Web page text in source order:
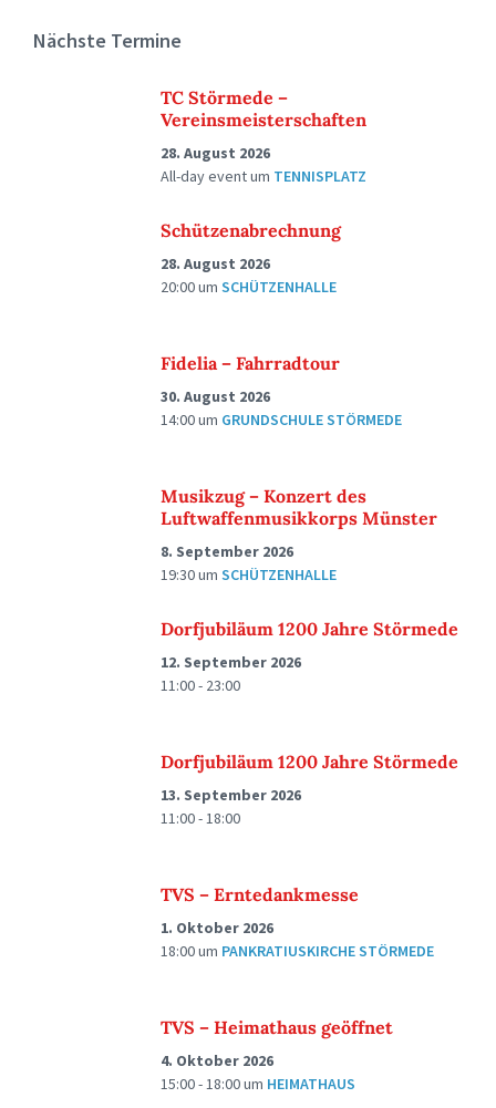
Nächste Termine
TC Störmede –
Vereinsmeisterschaften
28. August 2026
All-day eventum TENNISPLATZ
Schützenabrechnung
28. August 2026
20:00um SCHÜTZENHALLE
Fidelia – Fahrradtour
30. August 2026
14:00um GRUNDSCHULE STÖRMEDE
Musikzug – Konzert des
Luftwaffenmusikkorps Münster
8. September 2026
19:30um SCHÜTZENHALLE
Dorfjubiläum 1200 Jahre Störmede
12. September 2026
11:00 - 23:00
Dorfjubiläum 1200 Jahre Störmede
13. September 2026
11:00 - 18:00
TVS – Erntedankmesse
1. Oktober 2026
18:00um PANKRATIUSKIRCHE STÖRMEDE
TVS – Heimathaus geöffnet
4. Oktober 2026
15:00 - 18:00um HEIMATHAUS